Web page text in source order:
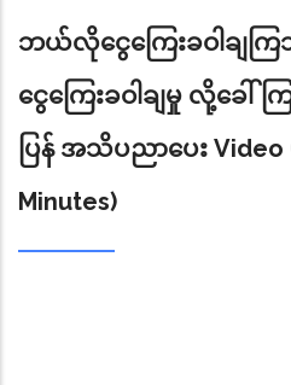
ဘယ်လိုငွေကြေးခဝါချ
ငွေကြေးခဝါချမှု လို့ခေါ်
ပြန် အသိပညာပေး Video
Minutes)